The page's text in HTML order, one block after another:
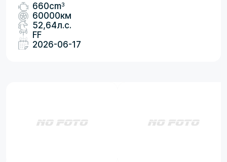
660cm3
60000км
52,64л.с.
FF
2026-06-17